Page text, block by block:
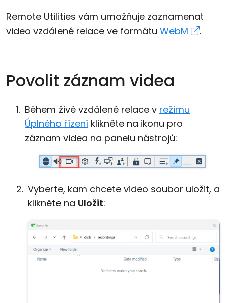
Remote Utilities vám umožňuje zaznamenat
video vzdálené relace ve formátu WebM .
Povolit záznam videa
Během živé vzdálené relace v režimu
Úplného řízení klikněte na ikonu pro
záznam videa na panelu nástrojů:
Vyberte, kam chcete video soubor uložit, a
klikněte na Uložit:
Cloud a on-premise